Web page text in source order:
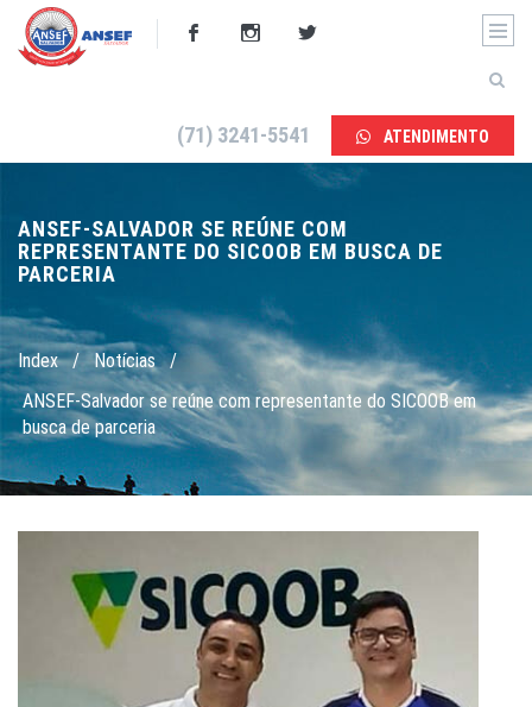
(71) 3241-5541 ATENDIMENTO
ANSEF-SALVADOR SE REÚNE COM
REPRESENTANTE DO SICOOB EM BUSCA DE
PARCERIA
Index / Notícias
/
ANSEF-Salvador se reúne com representante do SICOOB em
busca de parceria